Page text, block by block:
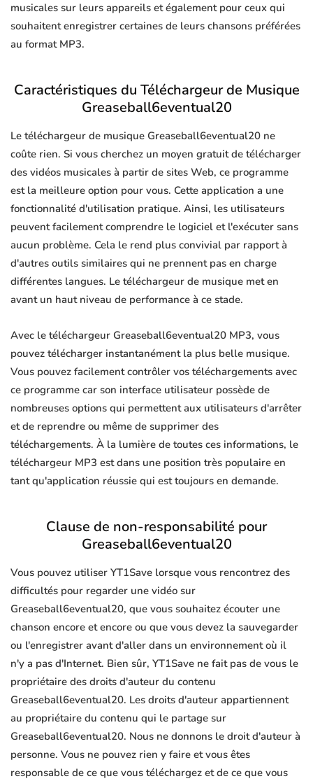
musicales sur leurs appareils et également pour ceux qui
souhaitent enregistrer certaines de leurs chansons préférées
au format MP3.
Caractéristiques du Téléchargeur de Musique
Greaseball6eventual20
Le téléchargeur de musique Greaseball6eventual20 ne
coûte rien. Si vous cherchez un moyen gratuit de télécharger
des vidéos musicales à partir de sites Web, ce programme
est la meilleure option pour vous. Cette application a une
fonctionnalité d'utilisation pratique. Ainsi, les utilisateurs
peuvent facilement comprendre le logiciel et l'exécuter sans
aucun problème. Cela le rend plus convivial par rapport à
d'autres outils similaires qui ne prennent pas en charge
différentes langues. Le téléchargeur de musique met en
avant un haut niveau de performance à ce stade.
Avec le téléchargeur Greaseball6eventual20 MP3, vous
pouvez télécharger instantanément la plus belle musique.
Vous pouvez facilement contrôler vos téléchargements avec
ce programme car son interface utilisateur possède de
nombreuses options qui permettent aux utilisateurs d'arrêter
et de reprendre ou même de supprimer des
téléchargements. À la lumière de toutes ces informations, le
téléchargeur MP3 est dans une position très populaire en
tant qu'application réussie qui est toujours en demande.
Clause de non-responsabilité pour
Greaseball6eventual20
Vous pouvez utiliser YT1Save lorsque vous rencontrez des
difficultés pour regarder une vidéo sur
Greaseball6eventual20, que vous souhaitez écouter une
chanson encore et encore ou que vous devez la sauvegarder
ou l'enregistrer avant d'aller dans un environnement où il
n'y a pas d'Internet. Bien sûr, YT1Save ne fait pas de vous le
propriétaire des droits d'auteur du contenu
Greaseball6eventual20. Les droits d'auteur appartiennent
au propriétaire du contenu qui le partage sur
Greaseball6eventual20. Nous ne donnons le droit d'auteur à
personne. Vous ne pouvez rien y faire et vous êtes
responsable de ce que vous téléchargez et de ce que vous